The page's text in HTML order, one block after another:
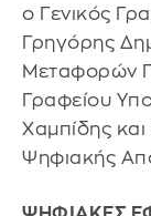
ο Γενικός
Γρηγόρης
Μεταφορών
Γραφείου
Χαμπίδης
Ψηφιακής